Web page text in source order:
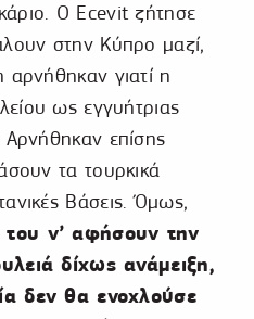
Ο Ecevit ζήτησε
στην Κύπρο μαζί,
γιατί η
ως εγγυήτριας
επίσης
τα τουρκικά
Βάσεις. Όμως,
ν’ αφήσουν την
δίχως ανάμειξη,
δεν θα ενοχλούσε